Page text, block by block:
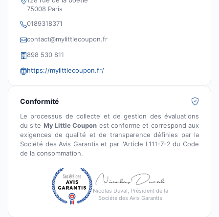
75008 Paris
0189318371
contact@mylittlecoupon.fr
898 530 811
https://mylittlecoupon.fr/
Conformité
Le processus de collecte et de gestion des évaluations
du site My Little Coupon est conforme et correspond aux
exigences de qualité et de transparence définies par la
Société des Avis Garantis et par l'Article L111-7-2 du Code
de la consommation.
Nicolas Duval, Président de la
Société des Avis Garantis